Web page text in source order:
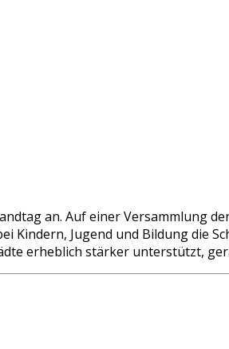
an. Auf einer Versammlung
Kindern, Jugend und Bildung die
erheblich stärker unterstützt,